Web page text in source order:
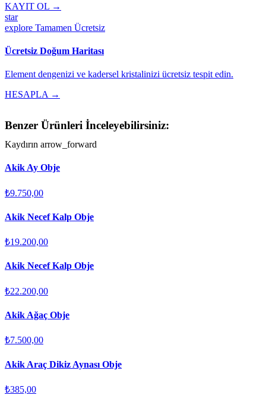
KAYIT OL →
star
explore Tamamen Ücretsiz
Ücretsiz Doğum Haritası
Element dengenizi ve kadersel kristalinizi ücretsiz tespit edin.
HESAPLA →
Benzer Ürünleri İnceleyebilirsiniz:
Kaydırın arrow_forward
Akik Ay Obje
₺9.750,00
Akik Necef Kalp Obje
₺19.200,00
Akik Necef Kalp Obje
₺22.200,00
Akik Ağaç Obje
₺7.500,00
Akik Araç Dikiz Aynası Obje
₺385,00